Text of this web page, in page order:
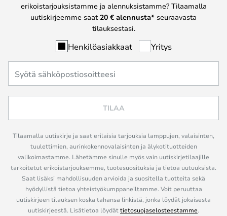
erikoistarjouksistamme ja alennuksistamme? Tilaamalla
uutiskirjeemme saat 20 € alennusta* seuraavasta
tilauksestasi.
Henkilöasiakkaat Yritys
TILAA
Tilaamalla uutiskirje ja saat erilaisia tarjouksia lamppujen, valaisinten,
tuulettimien, aurinkokennovalaisinten ja älykotituotteiden
valikoimastamme. Lähetämme sinulle myös vain uutiskirjetilaajille
tarkoitetut erikoistarjouksemme, tuotesuosituksia ja tietoa uutuuksista.
Saat lisäksi mahdollisuuden arvioida ja suositella tuotteita sekä
hyödyllistä tietoa yhteistyökumppaneiltamme. Voit peruuttaa
uutiskirjeen tilauksen koska tahansa linkistä, jonka löydät jokaisesta
uutiskirjeestä. Lisätietoa löydättietosuojaselosteestamme.